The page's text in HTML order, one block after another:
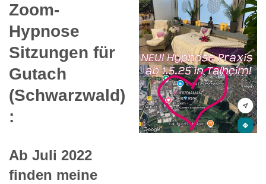
Zoom-
Hypnose
Sitzungen für
Gutach
(Schwarzwald)
:
Ab Juli 2022
finden meine